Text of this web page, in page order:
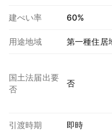
建ぺい率 60%
用途地域 第一種住居
国土法届出要
否
否
引渡時期 即時